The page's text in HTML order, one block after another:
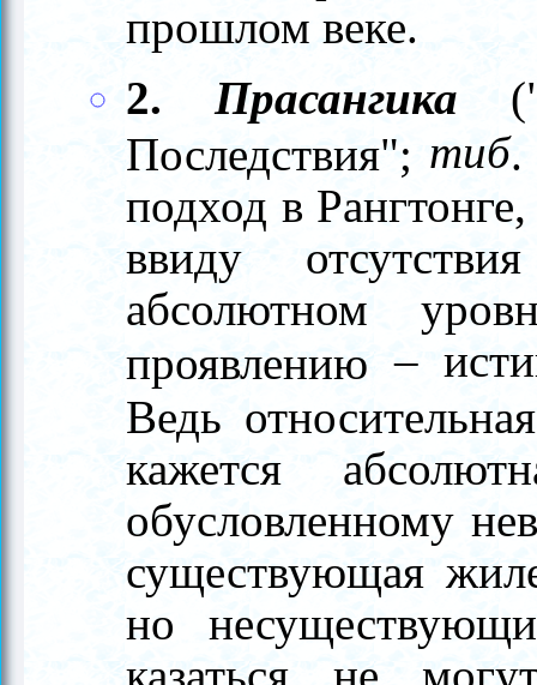
прошлом веке.
2. Прасангика
Последствия"; тиб.
подход в
ввиду
абсолютном
проявлению–
Ведь
кажется
обусловленному
существующая
но
казаться не